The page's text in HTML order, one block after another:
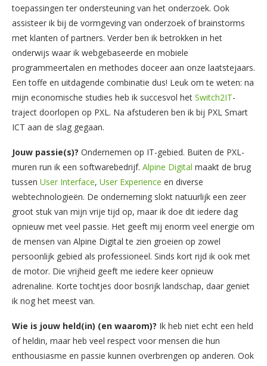
toepassingen ter ondersteuning van het onderzoek. Ook
assisteer ik bij de vormgeving van onderzoek of brainstorms
met klanten of partners. Verder ben ik betrokken in het
onderwijs waar ik webgebaseerde en mobiele
programmeertalen en methodes doceer aan onze laatstejaars.
Een toffe en uitdagende combinatie dus! Leuk om te weten: na
mijn economische studies heb ik succesvol het Switch2IT-
traject doorlopen op PXL. Na afstuderen ben ik bij PXL Smart
ICT aan de slag gegaan.
Jouw passie(s)? Ondernemen op IT-gebied. Buiten de PXL-
muren run ik een softwarebedrijf. Alpine Digital maakt de brug
tussen User Interface, User Experience en diverse
webtechnologieën. De onderneming slokt natuurlijk een zeer
groot stuk van mijn vrije tijd op, maar ik doe dit iedere dag
opnieuw met veel passie. Het geeft mij enorm veel energie om
de mensen van Alpine Digital te zien groeien op zowel
persoonlijk gebied als professioneel. Sinds kort rijd ik ook met
de motor. Die vrijheid geeft me iedere keer opnieuw
adrenaline. Korte tochtjes door bosrijk landschap, daar geniet
ik nog het meest van.
Wie is jouw held(in) (en waarom)? Ik heb niet echt een held
of heldin, maar heb veel respect voor mensen die hun
enthousiasme en passie kunnen overbrengen op anderen. Ook